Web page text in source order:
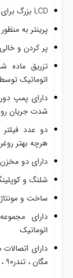
LCD بزرگ برای نمایش اطلاعات مورد نیاز کاربر دستگاه
پرینتر به
پر کردن و
تزریق ماده
اتوماتیک
شدت جریان
هرچه بهتر
دارای دو مخزن
شلنگ و
ساخت و مونتاژ
دارای
اتوماتیک
مگان ، تندر۹۰ ، ساندرو و AL4